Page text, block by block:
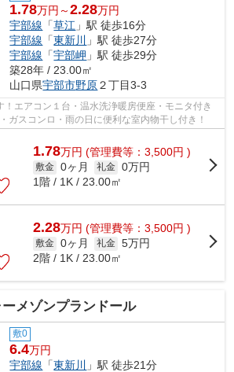
1.78万円～2.28万円
宇部線 「草江 」駅 徒歩16分
宇部線 「東新川
」駅 徒歩27分
宇部線 「宇部岬 」駅 徒歩29分
築28年 / 23.00㎡
山口県宇部市野原２丁目3-3
！エアコン１台・温水洗浄暖房便座・モニタ付き
ガスコンロ・雨の日に便利な室内物干し付き！
1.78万円 (管理費等：3,500円 )
敷金 0ヶ月 礼金 0万円
1階 / 1K / 23.00㎡
2.28万円 (管理費等：3,500円 )
敷金 0ヶ月 礼金 5万円
2階 / 1K / 23.00㎡
ーメゾンプランドール
敷0
6.4万円
宇部線 「東新川
」駅 徒歩21分